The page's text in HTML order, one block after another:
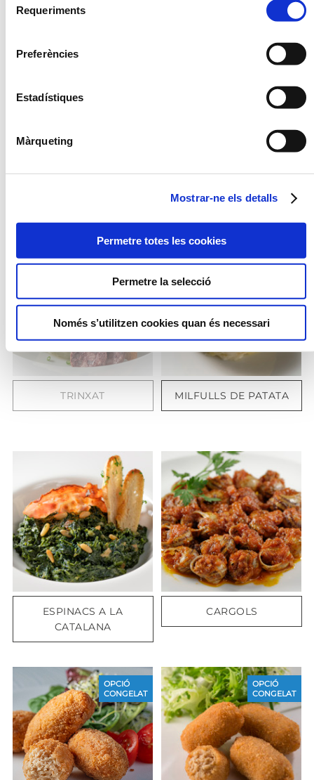
Requeriments
Preferències
Estadístiques
Màrqueting
Mostrar-ne els detalls
Permetre totes les cookies
Permetre la selecció
Només s’utilitzen cookies quan és necessari
L'OLI D'ALFÀBREGA
TRINXAT MILFULLS DE PATATA
ESPINACS A LA
CATALANA
CARGOLS
OPCIÓ
CONGELAT
OPCIÓ
CONGELAT